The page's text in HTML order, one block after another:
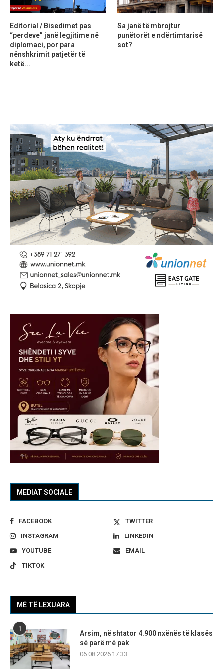
MEDIAT SOCIALE
FACEBOOK
TWITTER
INSTAGRAM
LINKEDIN
YOUTUBE
EMAIL
TIKTOK
MË TË LEXUARA
1
Arsim, në shtator 4.900 nxënës të klasës
së parë më pak
06.08.2026 17:33
Editorial / Bisedimet pas
“perdeve” janë legjitime në
diplomaci, por para
nënshkrimit patjetër të
ketë...
Sa janë të mbrojtur
punëtorët e ndërtimtarisë
sot?